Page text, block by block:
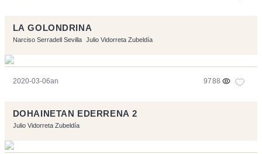
LA GOLONDRINA
Narciso Serradell Sevilla Julio Vidorreta Zubeldía
2020-03-06an 9788
DOHAINETAN EDERRENA 2
Julio Vidorreta Zubeldía